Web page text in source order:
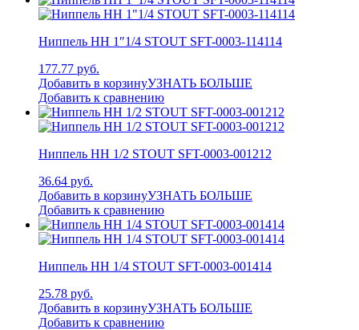
Ниппель НН 1″1/4 STOUT SFT-0003-114114
177.77 руб.
Добавить в корзинуУЗНАТЬ БОЛЬШЕ
Добавить к сравнению
Ниппель НН 1/2 STOUT SFT-0003-001212
36.64 руб.
Добавить в корзинуУЗНАТЬ БОЛЬШЕ
Добавить к сравнению
Ниппель НН 1/4 STOUT SFT-0003-001414
25.78 руб.
Добавить в корзинуУЗНАТЬ БОЛЬШЕ
Добавить к сравнению